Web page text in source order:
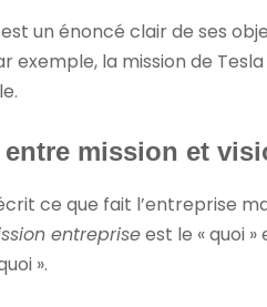
un énoncé clair de ses
exemple, la mission de
entre mission et
ce que fait l’entreprise
entrepriseest le « quoi
».